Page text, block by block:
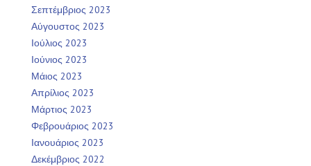
Σεπτέμβριος 2023
Αύγουστος 2023
Ιούλιος 2023
Ιούνιος 2023
Μάιος 2023
Απρίλιος 2023
Μάρτιος 2023
Φεβρουάριος 2023
Ιανουάριος 2023
Δεκέμβριος 2022